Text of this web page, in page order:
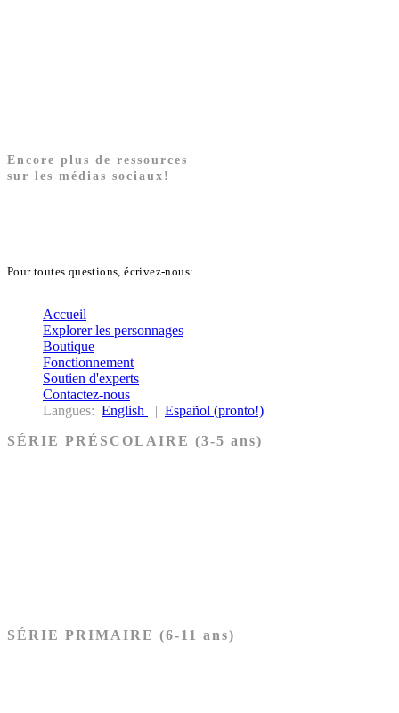
Encore plus de ressources
sur les médias sociaux!
Pour toutes questions, écrivez-nous:
Accueil
Explorer les personnages
Boutique
Fonctionnement
Soutien d'experts
Contactez-nous
Langues: English | Español (pronto!)
SÉRIE PRÉSCOLAIRE (3-5 ans)
SÉRIE PRIMAIRE (6-11 ans)